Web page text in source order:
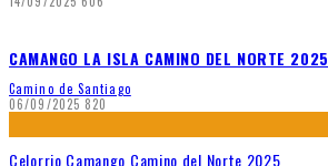
CAMANGO LA ISLA CAMINO DEL NORTE 2025
Camino de Santiago
06/09/2025 820
Celorrio Camango Camino del Norte 2025